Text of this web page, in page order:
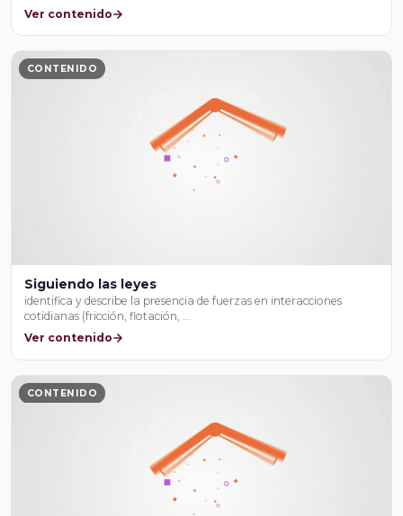
Ver contenido
CONTENIDO
Siguiendo las leyes
identifica y describe la presencia de fuerzas en interacciones
cotidianas (fricción, flotación, …
Ver contenido
CONTENIDO